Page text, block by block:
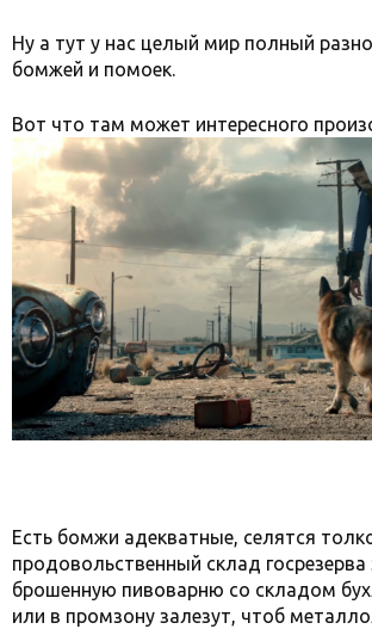
Ну а тут у нас целый мир полный
бомжей и помоек.
Вот что там может интересного
Есть бомжи адекватные, селятся
продовольственный склад госрезерва
брошенную пивоварню со складом
или в промзону залезут, чтоб